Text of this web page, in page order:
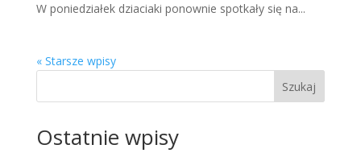
W poniedziałek dziaciaki ponownie spotkały się na...
« Starsze wpisy
Szukaj
Ostatnie wpisy